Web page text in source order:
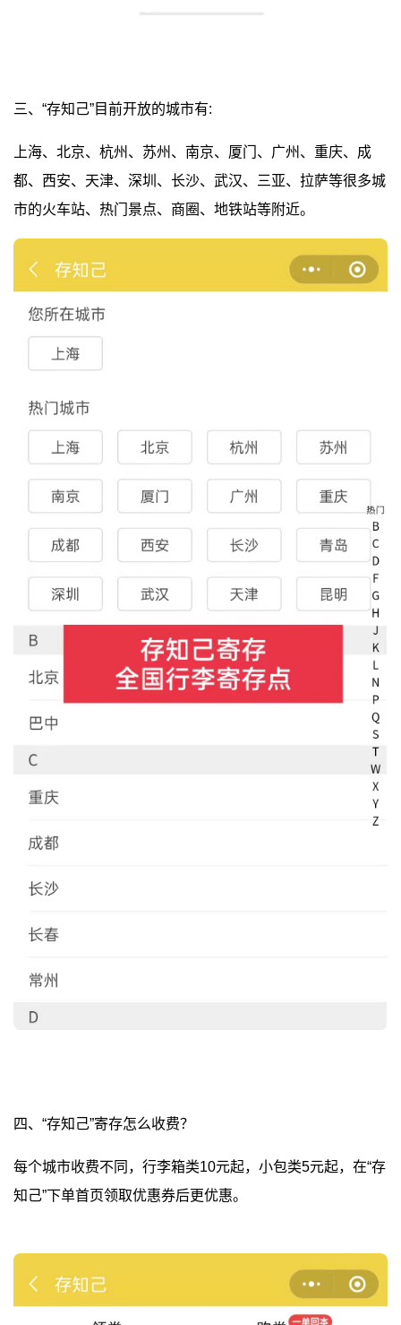
三、“存知己”目前开放的城市有:
上海、北京、杭州、苏州、南京、厦门、广州、重庆、成
都、西安、天津、深圳、长沙、武汉、三亚、拉萨等很多城
市的火车站、热门景点、商圈、地铁站等附近。
四、“存知己”寄存怎么收费？
每个城市收费不同，行李箱类10元起，小包类5元起，在“存
知己”下单首页领取优惠券后更优惠。